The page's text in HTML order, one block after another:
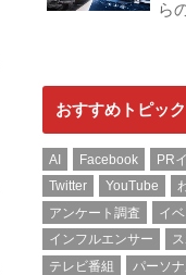
ら
おすすめトピック
AI Facebook PR
Twitter
YouTube
アンケート調査
イ
インフルエンサー
テレビ番組
パーソ